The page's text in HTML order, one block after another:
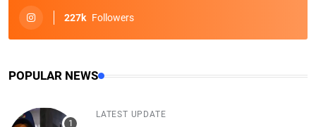
227k Followers
POPULAR NEWS
LATEST UPDATE